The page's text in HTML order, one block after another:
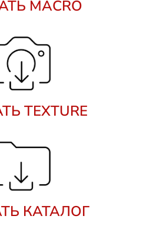
MACRO
TEXTURE
КАТАЛОГ